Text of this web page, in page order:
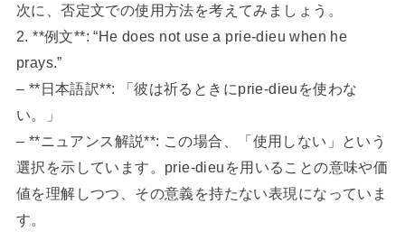
次に、否定文での使用方法を考えてみましょう。
2. **例文**: “He does not use a prie-dieu when he
prays.”
– **日本語訳**: 「彼は祈るときにprie-dieuを使わな
い。」
– **ニュアンス解説**: この場合、「使用しない」という
選択を示しています。prie-dieuを用いることの意味や価
値を理解しつつ、その意義を持たない表現になっていま
す。